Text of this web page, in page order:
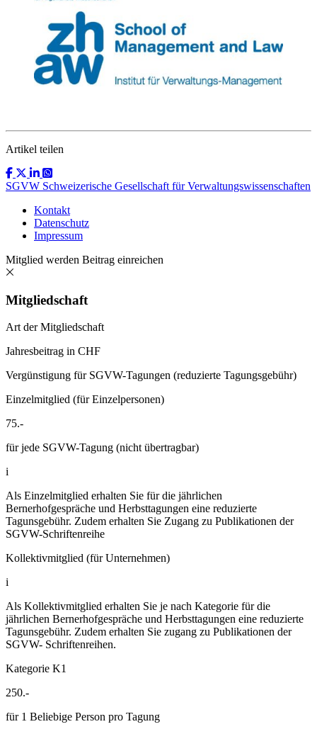
Artikel teilen
SGVW Schweizerische Gesellschaft für Verwaltungswissenschaften
Kontakt
Datenschutz
Impressum
Mitglied werden Beitrag einreichen
Mitgliedschaft
Art der Mitgliedschaft
Jahresbeitrag in CHF
Vergünstigung für SGVW-Tagungen (reduzierte Tagungsgebühr)
Einzelmitglied (für Einzelpersonen)
75.-
für jede SGVW-Tagung (nicht übertragbar)
i
Als Einzelmitglied erhalten Sie für die jährlichen
Bernerhofgespräche und Herbsttagungen eine reduzierte
Tagunsgebühr. Zudem erhalten Sie Zugang zu Publikationen der
SGVW-Schriftenreihe
Kollektivmitglied (für Unternehmen)
i
Als Kollektivmitglied erhalten Sie je nach Kategorie für die
jährlichen Bernerhofgespräche und Herbsttagungen eine reduzierte
Tagunsgebühr. Zudem erhalten Sie zugang zu Publikationen der
SGVW- Schriftenreihen.
Kategorie K1
250.-
für 1 Beliebige Person pro Tagung